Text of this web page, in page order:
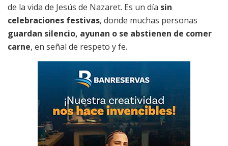
de la vida de Jesús de Nazaret. Es un día sin
celebraciones festivas, donde muchas personas
guardan silencio, ayunan o se abstienen de comer
carne, en señal de respeto y fe.